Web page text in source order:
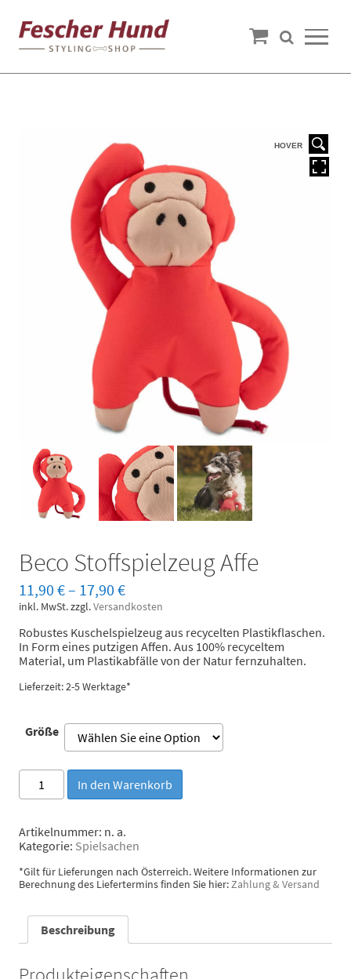
HOVER
Beco Stoffspielzeug Affe
11,90 €– 17,90 €
inkl. MwSt.zzgl.Versandkosten
Robustes Kuschelspielzeug aus recycelten Plastikflaschen.
In Form eines putzigen Affen. Aus 100% recyceltem
Material, um Plastikabfälle von der Natur fernzuhalten.
Lieferzeit: 2-5 Werktage*
Größe
Beco
Stoffspielzeug
Affe
In den Warenkorb
Artikelnummer: n. a.
Kategorie: Spielsachen
*Gilt für Lieferungen nach Österreich. Weitere Informationen zur
Berechnung des Liefertermins finden Sie hier:Zahlung & Versand
Beschreibung